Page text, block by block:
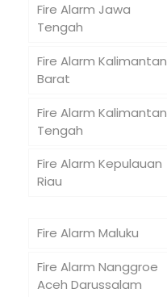
Fire Alarm Jawa
Tengah
Fire Alarm Kalimantan
Barat
Fire Alarm Kalimantan
Tengah
Fire Alarm Kepulauan
Riau
Fire Alarm Maluku
Fire Alarm Nanggroe
Aceh Darussalam